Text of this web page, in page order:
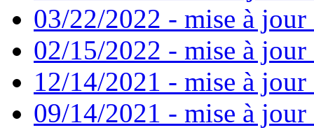
03/22/2022 - mise à jour
02/15/2022 - mise à
12/14/2021 - mise à jour
09/14/2021 - mise à jour